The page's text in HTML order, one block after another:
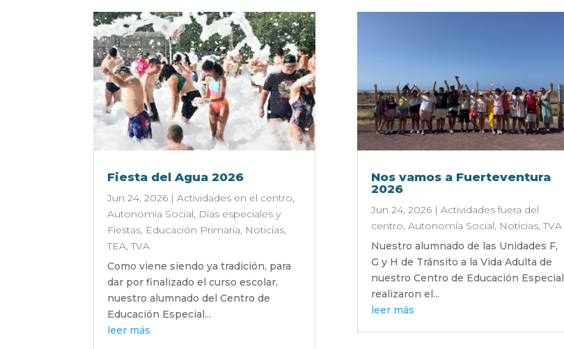
Fiesta del Agua 2026
Jun 24, 2026 |Actividades en el centro,
Autonomía Social, Días especiales y
Fiestas, Educación Primaria, Noticias,
TEA,TVA
Como viene siendo ya tradición, para
dar por finalizado el curso escolar,
nuestro alumnado del Centro de
Educación Especial...
leer más
Nos vamos a Fuerteventura
2026
Jun 24, 2026| Actividades fuera del
centro, Autonomía Social, Noticias,TVA
Nuestro alumnado de las Unidades F,
G y H de Tránsito a la Vida Adulta de
nuestro Centro de Educación Especial
realizaron el...
leer más